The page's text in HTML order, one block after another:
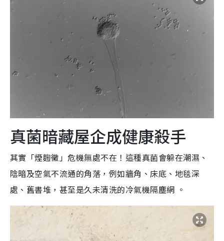
真菌暗藏屋企成健康殺手
其實「煙麴黴」危機無處不在！這種真菌會躲在潮濕、
陰暗及空氣不流通的角落，例如牆角、床底、地毯深
處、舊書堆，甚至是久未清洗的冷氣機隔塵網 。